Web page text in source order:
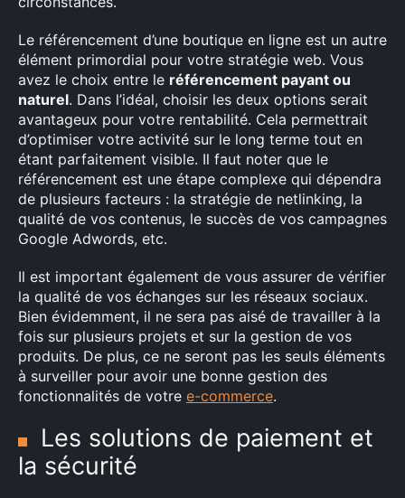
Le référencement d’une boutique en ligne est un autre
élément primordial pour votre stratégie web. Vous
avez le choix entre le référencement payant ou
naturel. Dans l’idéal, choisir les deux options serait
avantageux pour votre rentabilité. Cela permettrait
d’optimiser votre activité sur le long terme tout en
étant parfaitement visible. Il faut noter que le
référencement est une étape complexe qui dépendra
de plusieurs facteurs : la stratégie de netlinking, la
qualité de vos contenus, le succès de vos campagnes
Google Adwords, etc.
Il est important également de vous assurer de vérifier
la qualité de vos échanges sur les réseaux sociaux.
Bien évidemment, il ne sera pas aisé de travailler à la
fois sur plusieurs projets et sur la gestion de vos
produits. De plus, ce ne seront pas les seuls éléments
à surveiller pour avoir une bonne gestion des
fonctionnalités de votre e-commerce.
Les solutions de paiement et
la sécurité
×
: